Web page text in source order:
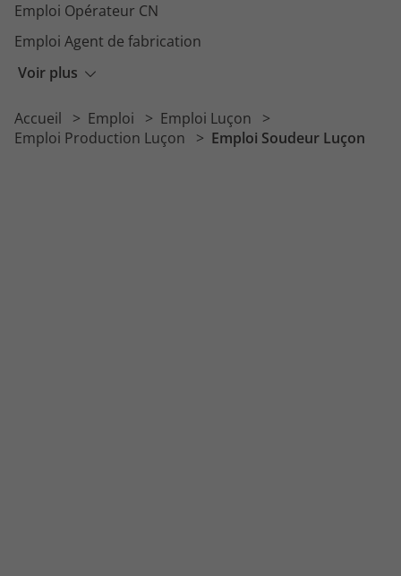
Voir plus
Emploi Opérateur CN
Emploi Agent de fabrication
Emploi Agent de conditionnement
Emploi Métallier
Accueil Emploi
Emploi Luçon
Emploi Production Luçon
Emploi Soudeur Luçon